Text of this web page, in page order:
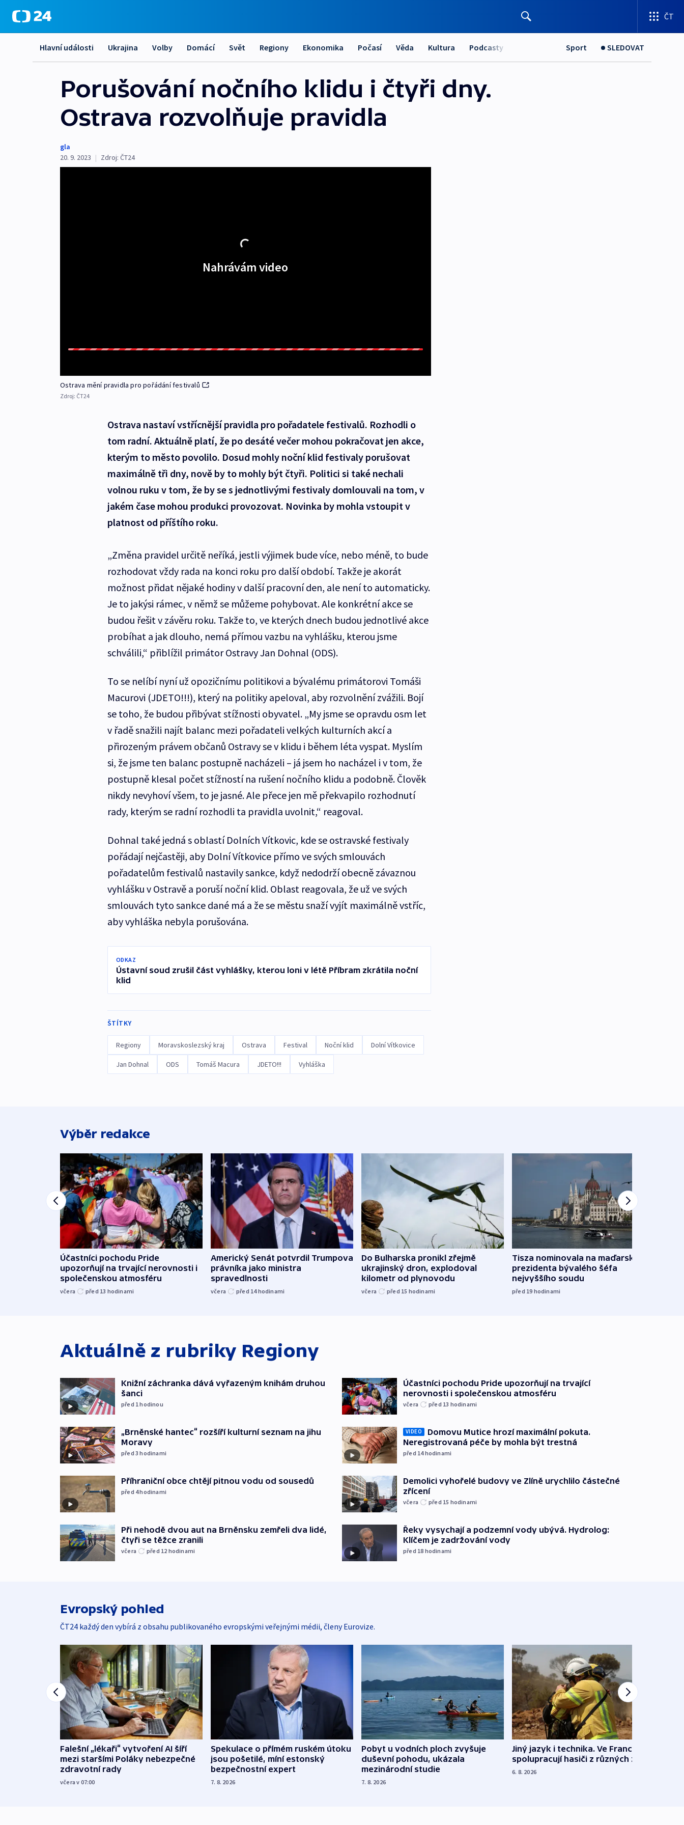
ČT
Hlavní události Ukrajina Volby Domácí Svět Regiony Ekonomika Počasí Věda Kultura Podcasty Sport SLEDOVAT
Porušování nočního klidu i čtyři dny.
Ostrava rozvolňuje pravidla
gla
20. 9. 2023 | Zdroj: ČT24
Nahrávám video
Ostrava mění pravidla pro pořádání festivalů
Zdroj: ČT24
Ostrava nastaví vstřícnější pravidla pro pořadatele festivalů. Rozhodli o
tom radní. Aktuálně platí, že po desáté večer mohou pokračovat jen akce,
kterým to město povolilo. Dosud mohly noční klid festivaly porušovat
maximálně tři dny, nově by to mohly být čtyři. Politici si také nechali
volnou ruku v tom, že by se s jednotlivými festivaly domlouvali na tom, v
jakém čase mohou produkci provozovat. Novinka by mohla vstoupit v
platnost od příštího roku.
„Změna pravidel určitě neříká, jestli výjimek bude více, nebo méně, to bude
rozhodovat vždy rada na konci roku pro další období. Takže je akorát
možnost přidat nějaké hodiny v další pracovní den, ale není to automaticky.
Je to jakýsi rámec, v němž se můžeme pohybovat. Ale konkrétní akce se
budou řešit v závěru roku. Takže to, ve kterých dnech budou jednotlivé akce
probíhat a jak dlouho, nemá přímou vazbu na vyhlášku, kterou jsme
schválili,“ přiblížil primátor Ostravy Jan Dohnal (ODS).
To se nelíbí nyní už opozičnímu politikovi a bývalému primátorovi Tomáši
Macurovi (JDETO!!!), který na politiky apeloval, aby rozvolnění zvážili. Bojí
se toho, že budou přibývat stížnosti obyvatel. „My jsme se opravdu osm let
v řadě snažili najít balanc mezi pořadateli velkých kulturních akcí a
přirozeným právem občanů Ostravy se v klidu i během léta vyspat. Myslím
si, že jsme ten balanc postupně nacházeli – já jsem ho nacházel i v tom, že
postupně klesal počet stížností na rušení nočního klidu a podobně. Člověk
nikdy nevyhoví všem, to je jasné. Ale přece jen mě překvapilo rozhodnutí
rady, kterým se radní rozhodli ta pravidla uvolnit,“ reagoval.
Dohnal také jedná s oblastí Dolních Vítkovic, kde se ostravské festivaly
pořádají nejčastěji, aby Dolní Vítkovice přímo ve svých smlouvách
pořadatelům festivalů nastavily sankce, když nedodrží obecně závaznou
vyhlášku v Ostravě a poruší noční klid. Oblast reagovala, že už ve svých
smlouvách tyto sankce dané má a že se městu snaží vyjít maximálně vstříc,
aby vyhláška nebyla porušována.
ODKAZ
Ústavní soud zrušil část vyhlášky, kterou loni v létě Příbram zkrátila noční
klid
ŠTÍTKY
Regiony Moravskoslezský kraj Ostrava Festival Noční klid Dolní Vítkovice
Jan Dohnal ODS Tomáš Macura JDETO!!! Vyhláška
Výběr redakce
Účastníci pochodu Pride
upozorňují na trvající nerovnosti i
společenskou atmosféru
včera před 13 hodinami
Americký Senát potvrdil Trumpova
právníka jako ministra
spravedlnosti
včera před 14hodinami
Do Bulharska pronikl zřejmě
ukrajinský dron, explodoval
kilometr od plynovodu
včera před 15 hodinami
Tisza nominovala na maďarského
prezidenta bývalého šéfa
nejvyššího soudu
před 19 hodinami
Aktuálně z rubriky Regiony
Knižní záchranka dává vyřazeným knihám druhou
šanci
před 1hodinou
„Brněnské hantec“ rozšíří kulturní seznam na jihu
Moravy
před 3hodinami
Příhraniční obce chtějí pitnou vodu od sousedů
před 4hodinami
Při nehodě dvou aut na Brněnsku zemřeli dva lidé,
čtyři se těžce zranili
včera před 12 hodinami
Účastníci pochodu Pride upozorňují na trvající
nerovnosti i společenskou atmosféru
včera před 13 hodinami
VIDEO
Domovu Mutice hrozí maximální pokuta.
Neregistrovaná péče by mohla být trestná
před 14hodinami
Demolici vyhořelé budovy ve Zlíně urychlilo částečné
zřícení
včera před 15 hodinami
Řeky vysychají a podzemní vody ubývá. Hydrolog:
Klíčem je zadržování vody
před 18 hodinami
Evropský pohled
ČT24 každý den vybírá z obsahu publikovaného evropskými veřejnými médii, členy Eurovize.
Falešní „lékaři“ vytvoření AI šíří
mezi staršími Poláky nebezpečné
zdravotní rady
včera v 07:00
Spekulace o přímém ruském útoku
jsou pošetilé, míní estonský
bezpečnostní expert
7. 8. 2026
Pobyt u vodních ploch zvyšuje
duševní pohodu, ukázala
mezinárodní studie
7. 8. 2026
Jiný jazyk i technika. Ve Francii
spolupracují hasiči z různých zemí
6. 8. 2026